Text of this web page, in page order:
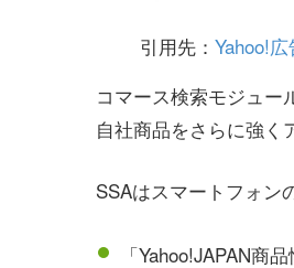
引用先： Yahoo!
コマース検索モジュー
自社商品をさらに強く
SSAはスマートフォン
「Yahoo!JAPAN商